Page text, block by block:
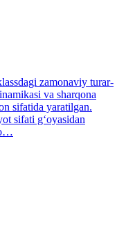
zamonaviy turar-
va sharqona
sifatida yaratilgan.
sifati g‘oyasidan